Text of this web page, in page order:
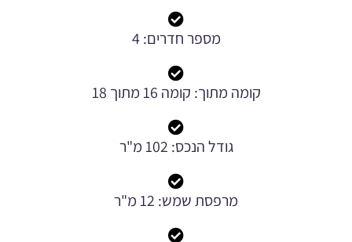
מספר חדרים: 4
קומה מתוך: קומה 16 מתוך 18
גודל הנכס: 102 מ"ר
מרפסת שמש: 12 מ"ר